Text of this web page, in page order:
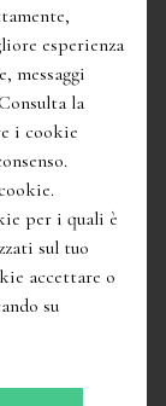
esperienza
messaggi
la
i cookie
per i quali è
sul tuo
accettare o
su